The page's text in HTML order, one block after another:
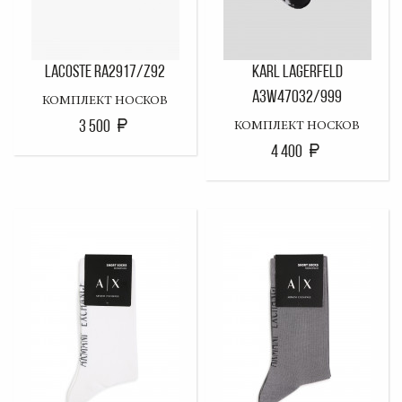
LACOSTE RA2917/Z92
КОМПЛЕКТ НОСКОВ
3 500
KARL LAGERFELD
A3W47032/999
КОМПЛЕКТ НОСКОВ
4 400